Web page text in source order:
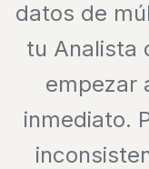
datos de
tu Analista
empezar
inmediato.